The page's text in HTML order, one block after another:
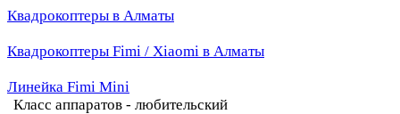
Квадрокоптеры в Алматы
Квадрокоптеры Fimi / Xiaomi в Алматы
Линейка Fimi Mini
Класс аппаратов - любительский